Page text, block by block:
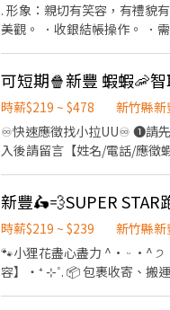
. 形象：親切有笑容，有禮貌有耐心。 ．提供顧客詢問或指引顧客商品位置。 ．喜歡擺設陳列展示商品、清理及維持商品整齊及
美觀。 ．收銀結帳操作。 ．
可短期🍿新豐 蝦蝦🦐
時薪$219 ~ $478
新竹縣新
♾️快速應徵找小拉UU♾️ ❶請
入後請留言【姓名/電話/應徵
23:30、18:30-23:30、17:30-
性排班2~6小時，視情況需加
主要門市(需跑鄰近智取門市)
勞保、團保、勞退：保障你的
功推薦朋友加入，可享 600
時薪$219 ~ $239
新竹縣新
🐾小狸花盡心盡力 ^• ᵕ •^ ੭ ^⦁⩊⦁^ ੭為你的工作卯足全力🐈‍⬛ ⚠️ 因有跑點需求，需 自備機車＋駕照 🛵📄 .˚⊹ ⁺‧【工作內
容】‧⁺ ⊹˚. 📦 包裹收寄、搬